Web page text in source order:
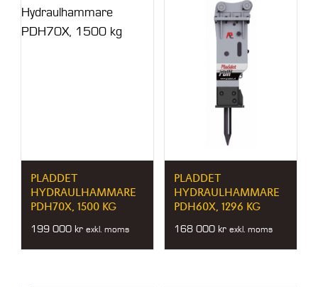
PLADDET
HYDRAULHAMMARE
PDH70X, 1500 KG
199 000 kr exkl. moms
PLADDET
HYDRAULHAMMARE
PDH60X, 1296 KG
168 000 kr exkl. moms